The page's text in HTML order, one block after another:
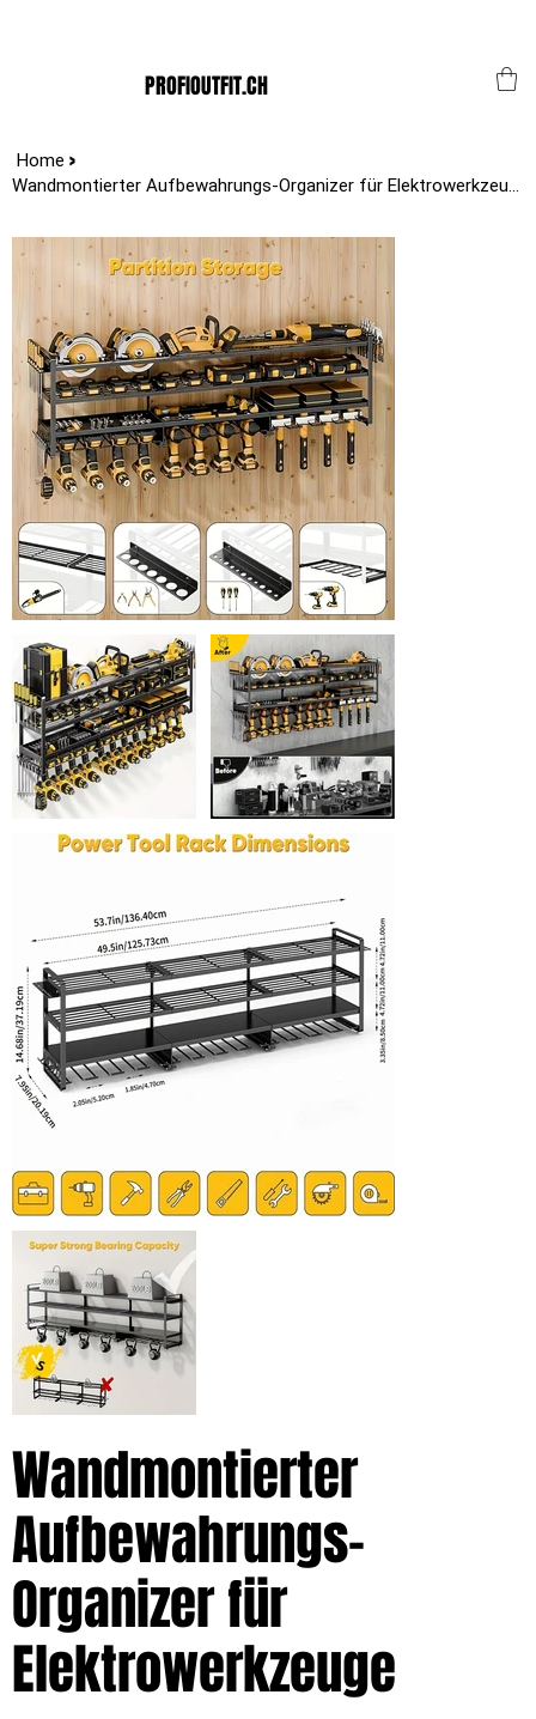
PROFIOUTFIT.CH
Home >
Wandmontierter Aufbewahrungs-Organizer für Elektrowerkzeuge
Wandmontierter
Aufbewahrungs-
Organizer für
Elektrowerkzeuge